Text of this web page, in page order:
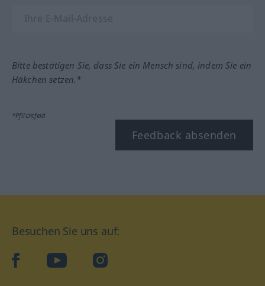
Bitte bestätigen Sie, dass Sie ein Mensch sind, indem Sie ein
Häkchen setzen.*
*Pflichtfeld
Feedback absenden
Besuchen Sie uns auf:
facebook YouTube Instagram